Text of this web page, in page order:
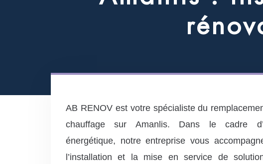
rénov
AB RENOV est votre spécialiste du
chauffage sur Amanlis. Dans le cadre
énergétique, notre entreprise vous
l’installation et la mise en service de